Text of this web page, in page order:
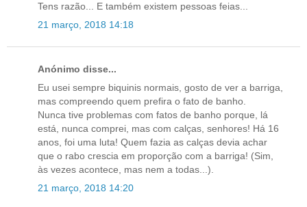
Tens razão... E também existem pessoas feias...
21 março, 2018 14:18
Anónimo disse...
Eu usei sempre biquinis normais, gosto de ver a barriga,
mas compreendo quem prefira o fato de banho.
Nunca tive problemas com fatos de banho porque, lá
está, nunca comprei, mas com calças, senhores! Há 16
anos, foi uma luta! Quem fazia as calças devia achar
que o rabo crescia em proporção com a barriga! (Sim,
às vezes acontece, mas nem a todas...).
21 março, 2018 14:20